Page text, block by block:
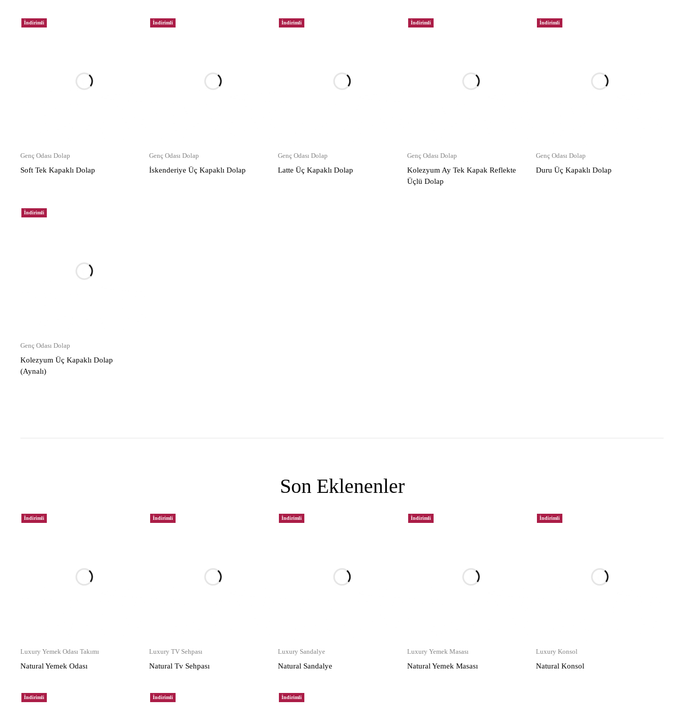
İndirimli
Genç Odası Dolap
Soft Tek Kapaklı Dolap
İndirimli
Genç Odası Dolap
İskenderiye Üç Kapaklı Dolap
İndirimli
Genç Odası Dolap
Latte Üç Kapaklı Dolap
İndirimli
Genç Odası Dolap
Kolezyum Ay Tek Kapak Reflekte
Üçlü Dolap
İndirimli
Genç Odası Dolap
Duru Üç Kapaklı Dolap
İndirimli
Genç Odası Dolap
Kolezyum Üç Kapaklı Dolap
(Aynalı)
Son Eklenenler
İndirimli
Luxury Yemek Odası Takımı
Natural Yemek Odası
İndirimli
Luxury TV Sehpası
Natural Tv Sehpası
İndirimli
Luxury Sandalye
Natural Sandalye
İndirimli
Luxury Yemek Masası
Natural Yemek Masası
İndirimli
Luxury Konsol
Natural Konsol
İndirimli İndirimli İndirimli